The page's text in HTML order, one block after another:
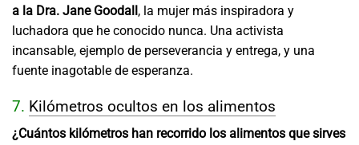
a la Dra. Jane Goodall, la mujer más inspiradora y
luchadora que he conocido nunca. Una activista
incansable, ejemplo de perseverancia y entrega, y una
fuente inagotable de esperanza.
7. Kilómetros ocultos en los alimentos
¿Cuántos kilómetros han recorrido los alimentos que sirves